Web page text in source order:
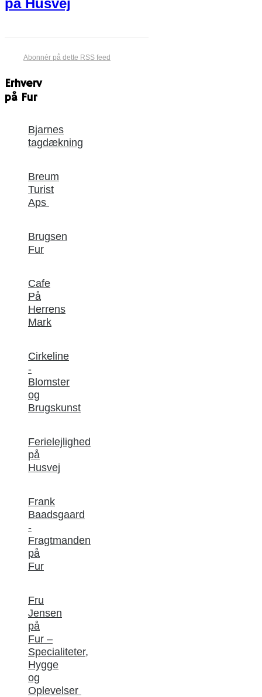
Abonnér på dette RSS feed
Erhverv
på Fur
Bjarnes
tagdækning
Breum
Turist
Aps
Brugsen
Fur
Cafe
På
Herrens
Mark
Cirkeline
-
Blomster
og
Brugskunst
Ferielejlighed
på
Husvej
Frank
Baadsgaard
-
Fragtmanden
på
Fur
Fru
Jensen
på
Fur –
Specialiteter,
Hygge
og
Oplevelser